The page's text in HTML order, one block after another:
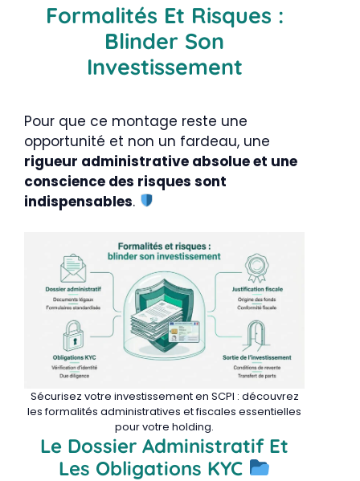
Formalités Et Risques :
Blinder Son
Investissement
Pour que ce montage reste une
opportunité et non un fardeau, une
rigueur administrative absolue et une
conscience des risques sont
indispensables.
Sécurisez votre investissement en SCPI : découvrez
les formalités administratives et fiscales essentielles
pour votre holding.
Le Dossier Administratif Et
Les Obligations KYC